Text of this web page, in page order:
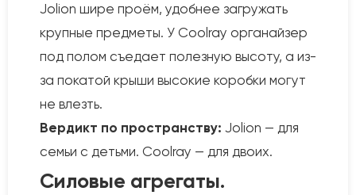
Jolion шире проём, удобнее загружать
крупные предметы. У Coolray органайзер
под полом съедает полезную высоту, а из-
за покатой крыши высокие коробки могут
не влезть.
Вердикт по пространству: Jolion — для
семьи с детьми. Coolray — для двоих.
Силовые агрегаты.